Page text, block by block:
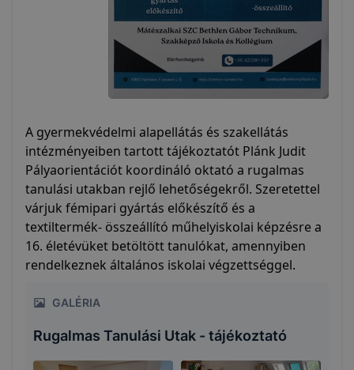
A gyermekvédelmi alapellátás és szakellátás
intézményeiben tartott tájékoztatót Plánk Judit
Pályaorientációt koordináló oktató a rugalmas
tanulási utakban rejlő lehetőségekről. Szeretettel
várjuk fémipari gyártás előkészítő és a
textiltermék- összeállító műhelyiskolai képzésre a
16. életévüket betöltött tanulókat, amennyiben
rendelkeznek általános iskolai végzettséggel.
GALÉRIA
Rugalmas Tanulási Utak - tájékoztató